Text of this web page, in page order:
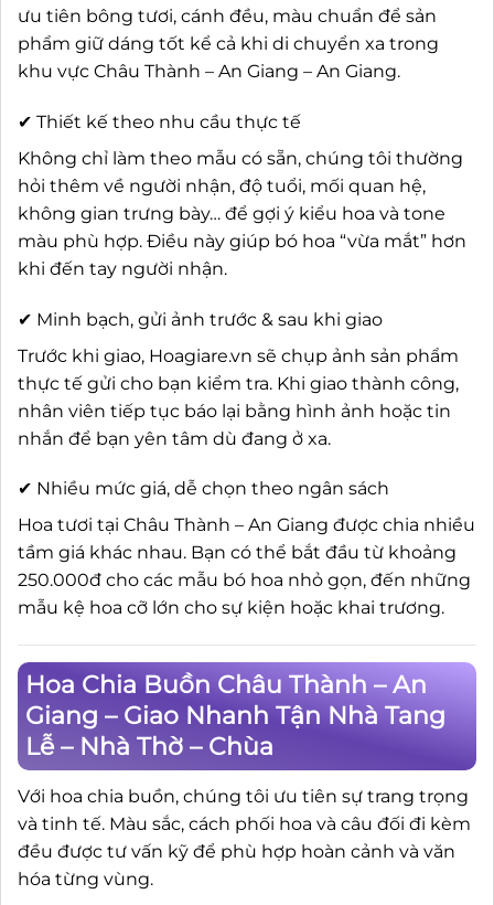
ưu tiên bông tươi, cánh đều, màu chuẩn để sản
phẩm giữ dáng tốt kể cả khi di chuyển xa trong
khu vực Châu Thành – An Giang – An Giang.
✔ Thiết kế theo nhu cầu thực tế
Không chỉ làm theo mẫu có sẵn, chúng tôi thường
hỏi thêm về người nhận, độ tuổi, mối quan hệ,
không gian trưng bày… để gợi ý kiểu hoa và tone
màu phù hợp. Điều này giúp bó hoa “vừa mắt” hơn
khi đến tay người nhận.
✔ Minh bạch, gửi ảnh trước & sau khi giao
Trước khi giao, Hoagiare.vn sẽ chụp ảnh sản phẩm
thực tế gửi cho bạn kiểm tra. Khi giao thành công,
nhân viên tiếp tục báo lại bằng hình ảnh hoặc tin
nhắn để bạn yên tâm dù đang ở xa.
✔ Nhiều mức giá, dễ chọn theo ngân sách
Hoa tươi tại Châu Thành – An Giang được chia nhiều
tầm giá khác nhau. Bạn có thể bắt đầu từ khoảng
250.000đ cho các mẫu bó hoa nhỏ gọn, đến những
mẫu kệ hoa cỡ lớn cho sự kiện hoặc khai trương.
Hoa Chia Buồn Châu Thành – An
Giang – Giao Nhanh Tận Nhà Tang
Lễ – Nhà Thờ – Chùa
Với hoa chia buồn, chúng tôi ưu tiên sự trang trọng
và tinh tế. Màu sắc, cách phối hoa và câu đối đi kèm
đều được tư vấn kỹ để phù hợp hoàn cảnh và văn
hóa từng vùng.